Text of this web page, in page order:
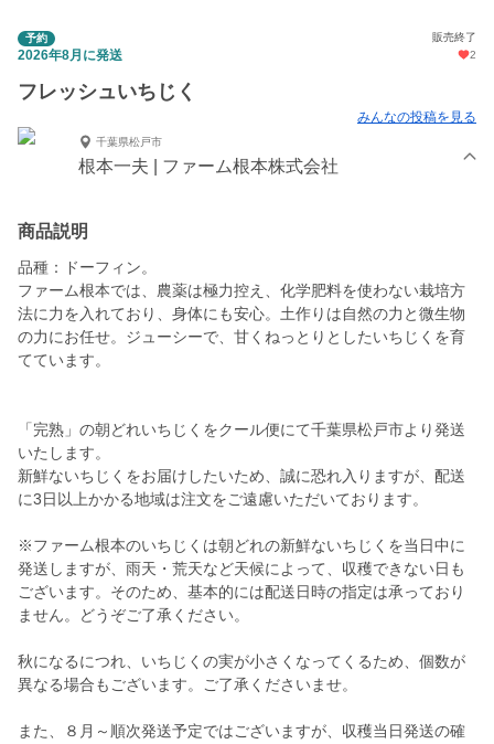
予約 販売終了
2026年8月に発送 2
フレッシュいちじく
みんなの投稿を見る
千葉県松戸市
根本一夫 | ファーム根本株式会社
商品説明
品種：ドーフィン。
ファーム根本では、農薬は極力控え、化学肥料を使わない栽培方
法に力を入れており、身体にも安心。土作りは自然の力と微生物
の力にお任せ。ジューシーで、甘くねっとりとしたいちじくを育
てています。
「完熟」の朝どれいちじくをクール便にて千葉県松戸市より発送
いたします。
新鮮ないちじくをお届けしたいため、誠に恐れ入りますが、配送
に3日以上かかる地域は注文をご遠慮いただいております。
※ファーム根本のいちじくは朝どれの新鮮ないちじくを当日中に
発送しますが、雨天・荒天など天候によって、収穫できない日も
ございます。そのため、基本的には配送日時の指定は承っており
ません。どうぞご了承ください。
秋になるにつれ、いちじくの実が小さくなってくるため、個数が
異なる場合もございます。ご了承くださいませ。
また、８月～順次発送予定ではございますが、収穫当日発送の確